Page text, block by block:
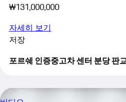
₩131,000,000
자세히 보기
저장
포르쉐 인증중고차 센터 분당 판